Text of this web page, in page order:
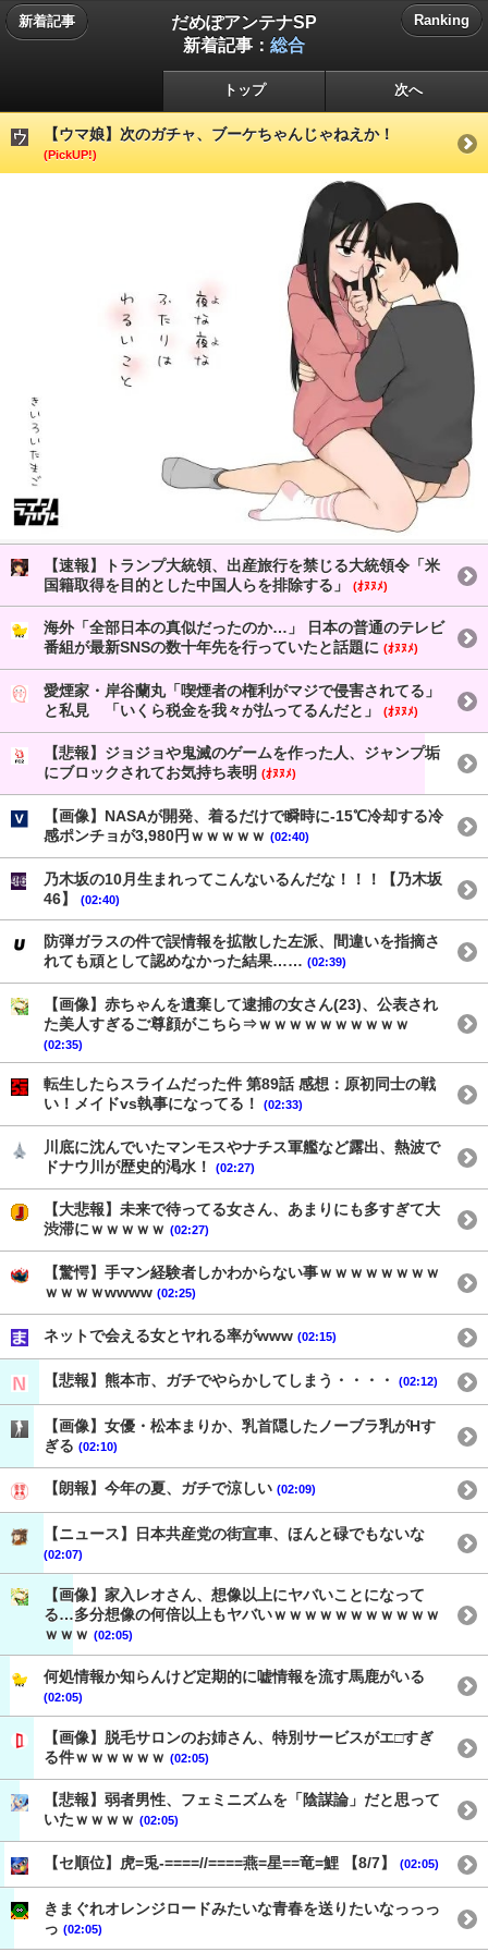
新着記事
だめぽアンテナSP
新着記事： 総合
Ranking
トップ 次へ
【ウマ娘】次のガチャ、ブーケちゃんじゃねえか！
(PickUP!)
【速報】トランプ大統領、出産旅行を禁じる大統領令「米
国籍取得を目的とした中国人らを排除する」
(ｵﾇﾇﾒ)
海外「全部日本の真似だったのか…」 日本の普通のテレビ
番組が最新SNSの数十年先を行っていたと話題に (ｵﾇﾇﾒ)
愛煙家・岸谷蘭丸「喫煙者の権利がマジで侵害されてる」
と私見 「いくら税金を我々が払ってるんだと」
(ｵﾇﾇﾒ)
【悲報】ジョジョや鬼滅のゲームを作った人、ジャンプ垢
にブロックされてお気持ち表明 (ｵﾇﾇﾒ)
【画像】NASAが開発、着るだけで瞬時に-15℃冷却する冷
感ポンチョが3,980円ｗｗｗｗｗ (02:40)
乃木坂の10月生まれってこんないるんだな！！！【乃木坂
46】
(02:40)
防弾ガラスの件で誤情報を拡散した左派、間違いを指摘さ
れても頑として認めなかった結果…… (02:39)
【画像】赤ちゃんを遺棄して逮捕の女さん(23)、公表され
た美人すぎるご尊顔がこちら⇒ｗｗｗｗｗｗｗｗｗｗ
(02:35)
転生したらスライムだった件 第89話 感想：原初同士の戦
い！メイドvs執事になってる！
(02:33)
川底に沈んでいたマンモスやナチス軍艦など露出、熱波で
ドナウ川が歴史的渇水！
(02:27)
【大悲報】未来で待ってる女さん、あまりにも多すぎて大
渋滞にｗｗｗｗｗ (02:27)
【驚愕】手マン経験者しかわからない事ｗｗｗｗｗｗｗｗ
ｗｗｗｗwwww (02:25)
ネットで会える女とヤれる率がwww (02:15)
【悲報】熊本市、ガチでやらかしてしまう・・・・ (02:12)
【画像】女優・松本まりか、乳首隠したノーブラ乳がHす
ぎる (02:10)
【朗報】今年の夏、ガチで涼しい (02:09)
【ニュース】日本共産党の街宣車、ほんと碌でもないな
(02:07)
【画像】家入レオさん、想像以上にヤバいことになって
る…多分想像の何倍以上もヤバいｗｗｗｗｗｗｗｗｗｗｗ
ｗｗｗ (02:05)
何処情報か知らんけど定期的に嘘情報を流す馬鹿がいる
(02:05)
【画像】脱毛サロンのお姉さん、特別サービスがエ□すぎ
る件ｗｗｗｗｗｗ (02:05)
【悲報】弱者男性、フェミニズムを「陰謀論」だと思って
いたｗｗｗｗ (02:05)
【セ順位】虎=兎-====//====燕=星==竜=鯉 【8/7】 (02:05)
きまぐれオレンジロードみたいな青春を送りたいなっっっ
っ (02:05)